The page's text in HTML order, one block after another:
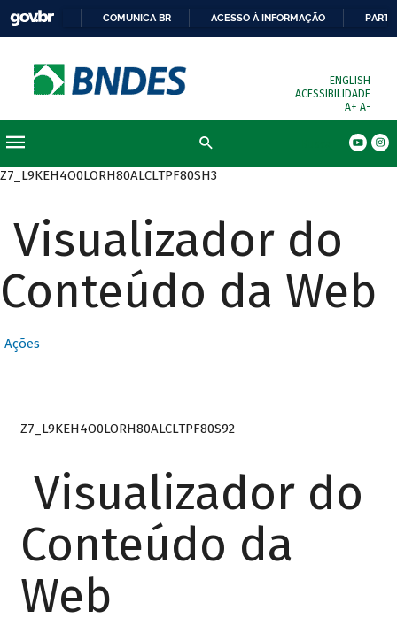
COMUNICA BR ACESSO À INFORMAÇÃO
ENGLISH
ACESSIBILIDADE
A+ A-
Z7_L9KEH4O0LORH80ALCLTPF80SH3
Visualizador do
Conteúdo da Web
Ações
Z7_L9KEH4O0LORH80ALCLTPF80S92
Visualizador do
Conteúdo da
Web